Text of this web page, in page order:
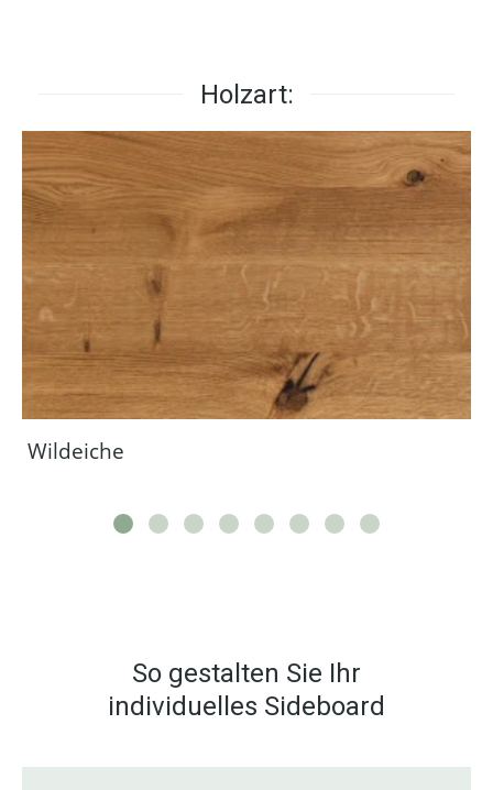
Holzart:
Wildeiche
So gestalten Sie Ihr
individuelles Sideboard